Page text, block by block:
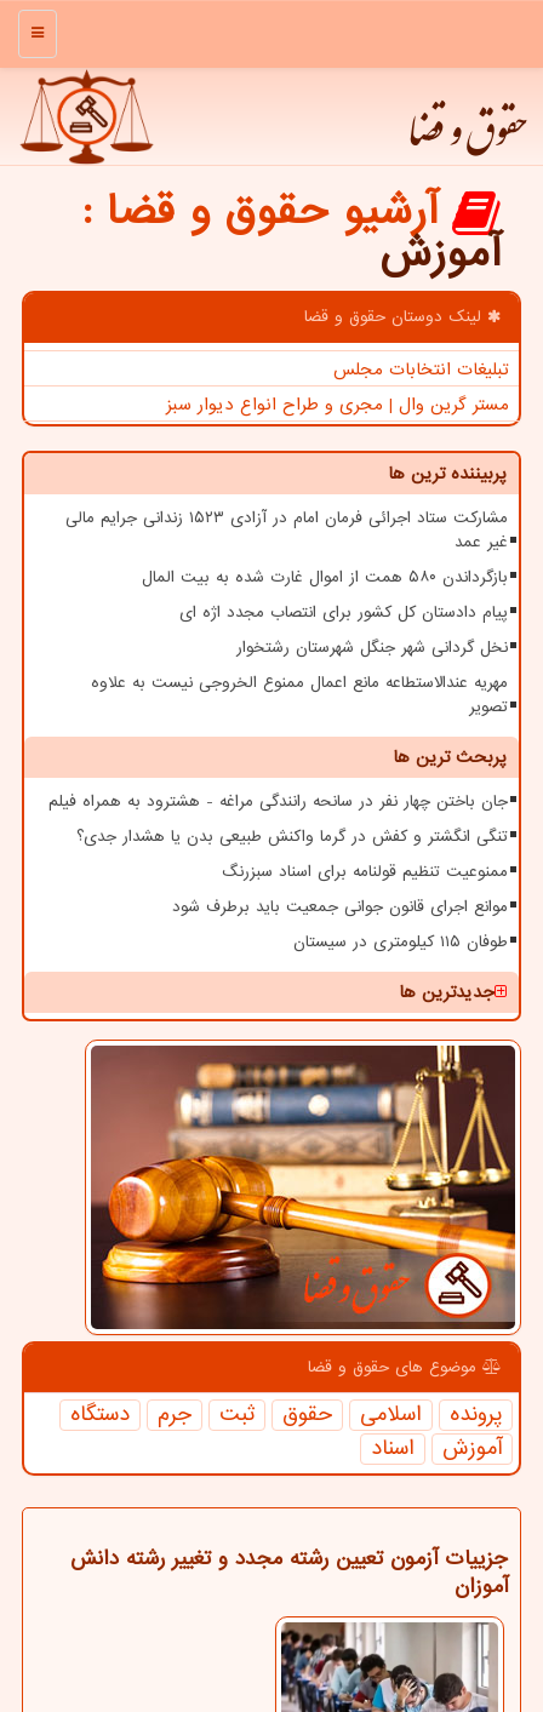
منو
حقوق و قضا
آرشیو حقوق و قضا :
آموزش
لینک دوستان حقوق و قضا
تبلیغات انتخابات مجلس
مستر گرین وال | مجری و طراح انواع دیوار سبز
پربیننده ترین ها
مشارکت ستاد اجرائی فرمان امام در آزادی ۱۵۲۳ زندانی جرایم مالی
غیر عمد
بازگرداندن ۵۸۰ همت از اموال غارت شده به بیت المال
پیام دادستان کل کشور برای انتصاب مجدد اژه ای
نخل گردانی شهر جنگل شهرستان رشتخوار
مهریه عندالاستطاعه مانع اعمال ممنوع الخروجی نیست به علاوه
تصویر
پربحث ترین ها
جان باختن چهار نفر در سانحه رانندگی مراغه - هشترود به همراه فیلم
تنگی انگشتر و کفش در گرما واکنش طبیعی بدن یا هشدار جدی؟
ممنوعیت تنظیم قولنامه برای اسناد سبزرنگ
موانع اجرای قانون جوانی جمعیت باید برطرف شود
طوفان ۱۱۵ کیلومتری در سیستان
جدیدترین ها
موضوع های حقوق و قضا
پرونده اسلامی حقوق ثبت جرم
دستگاه
آموزش
اسناد
جزییات آزمون تعیین رشته مجدد و تغییر رشته دانش
آموزان